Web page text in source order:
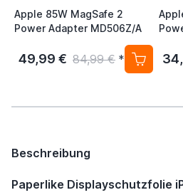
Apple 85W MagSafe 2
Power Adapter MD506Z/A
49,99 € 84,99 € *
Beschreibung
Paperlike Displayschutzfolie